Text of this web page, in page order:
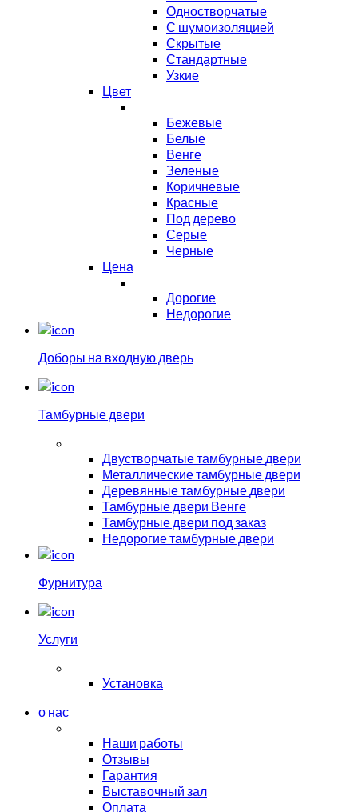
Одностворчатые
С шумоизоляцией
Скрытые
Стандартные
Узкие
Цвет
Бежевые
Белые
Венге
Зеленые
Коричневые
Красные
Под дерево
Серые
Черные
Цена
Дорогие
Недорогие
Доборы на входную дверь
Тамбурные двери
Двустворчатые тамбурные двери
Металлические тамбурные двери
Деревянные тамбурные двери
Тамбурные двери Венге
Тамбурные двери под заказ
Недорогие тамбурные двери
Фурнитура
Услуги
Установка
о нас
Наши работы
Отзывы
Гарантия
Выставочный зал
Оплата